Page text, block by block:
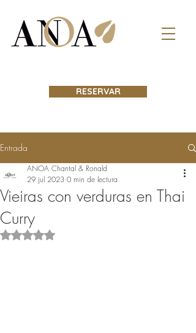
RESERVAR
Entrada
Vieiras con verduras en Thai
Curry
ANOA Chantal & Ronald
29 jul 2023 0 min de lectura
Obtuvo NaN de 5 estrellas.